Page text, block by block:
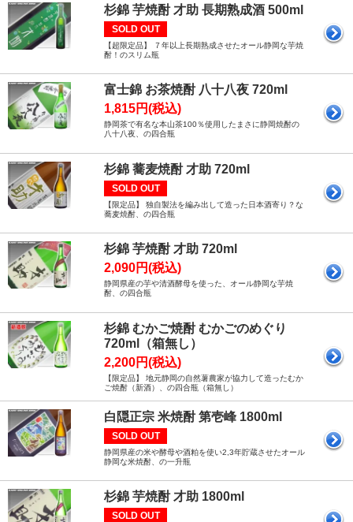
杉錦 芋焼酎 才助 長期熟成酒 500ml
SOLD OUT
【超限定品】 ７年以上長期熟成させたオール静岡な芋焼
酎！のスリム瓶
富士錦 お茶焼酎 八十八夜 720ml
1,815円(税込)
静岡茶で有名な本山茶100％使用したまさに静岡焼酎の
八十八夜、の四合瓶
杉錦 蕎麦焼酎 才助 720ml
SOLD OUT
【限定品】 独自製法を編み出して造った日本酒寄り？な
蕎麦焼酎、の四合瓶
杉錦 芋焼酎 才助 720ml
2,090円(税込)
静岡県産の芋や清酒酵母を使った、オール静岡な芋焼
酎、の四合瓶
杉錦 むかご焼酎 むかごのめぐり
720ml（箱無し）
2,200円(税込)
【限定品】 地元静岡の自然薯農家が協力して造ったむか
ご焼酎（新酒）、の四合瓶（箱無し）
白隠正宗 米焼酎 第壱峰 1800ml
SOLD OUT
静岡県産の米や酵母や酒粕を使い2,3年貯蔵させたオール
静岡な米焼酎、の一升瓶
杉錦 芋焼酎 才助 1800ml
SOLD OUT